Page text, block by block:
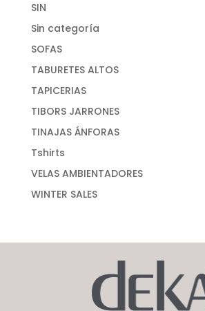
SIN
Sin categoría
SOFAS
TABURETES ALTOS
TAPICERIAS
TIBORS JARRONES
TINAJAS ÁNFORAS
Tshirts
VELAS AMBIENTADORES
WINTER SALES